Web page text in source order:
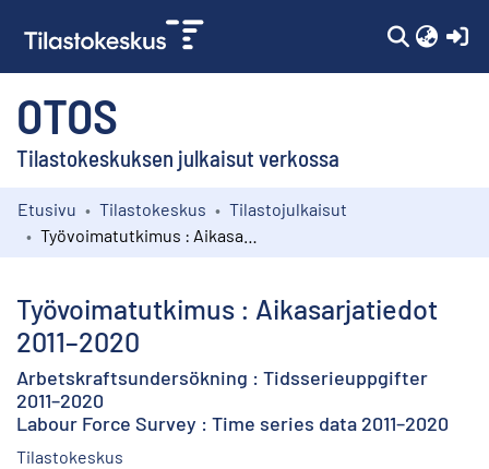
OTOS
Tilastokeskuksen julkaisut verkossa
Kokoelmat
Etusivu Tilastokeskus
Tilastojulkaisut
Työvoimatutkimus : Aikasarjatiedot
2011–2020
Arbetskraftsundersökning : Tidsserieuppgifter
2011–2020
Labour Force Survey : Time series data 2011–2020
Tilastokeskus